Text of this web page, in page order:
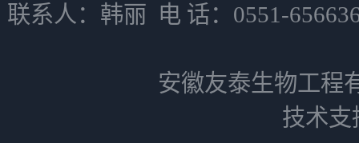
联系人：韩丽 电 话：0551-
安徽友泰生物工程
技术